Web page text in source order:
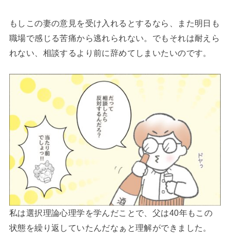
もしこの妻の意見を受け入れるとするなら、また明日も
職場で感じる苦痛から逃れられない。でもそれは耐えら
れない、相談するより前に辞めてしまいたいのです。
私は選択理論心理学を学んだことで、父は40年もこの
状態を繰り返していたんだなぁと理解ができました。